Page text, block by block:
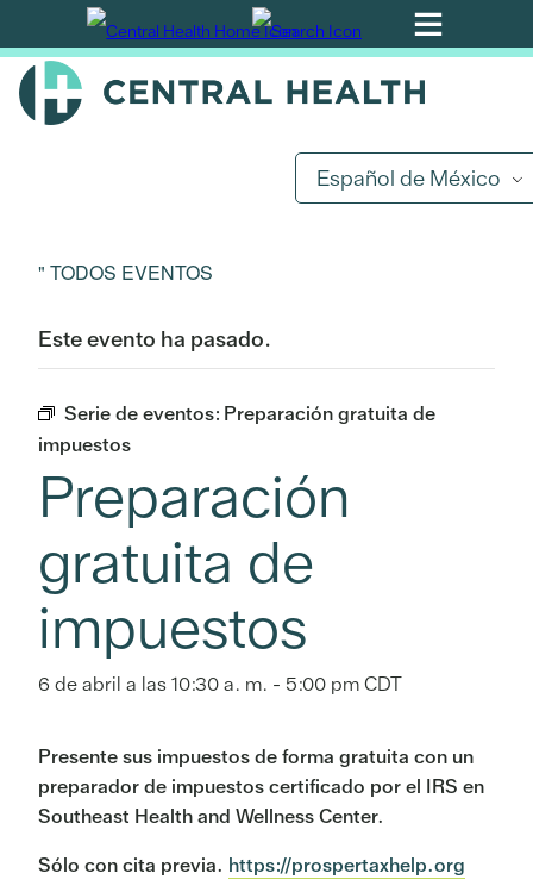
Ir
al
contenido
Español de México
" TODOS EVENTOS
Este evento ha pasado.
Serie de eventos: Preparación gratuita de
impuestos
Preparación
gratuita de
impuestos
6 de abril a las 10:30 a. m. - 5:00 pmCDT
Presente sus impuestos de forma gratuita con un
preparador de impuestos certificado por el IRS en
Southeast Health and Wellness Center.
Sólo con cita previa. https://prospertaxhelp.org